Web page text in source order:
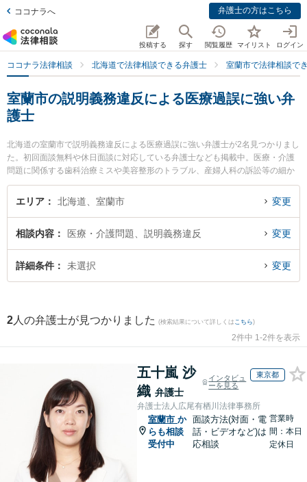
ココナラへ 弁護士の方はこちら
投稿する 探す 閲覧履歴 マイリスト ログイン
ココナラ法律相談 北海道で法律相談できる弁護士 室蘭市で法律相談で
室蘭市の説明義務違反による医療過誤に強い弁
護士
北海道の室蘭市で説明義務違反による医療過誤に強い弁護士が2名見つかりまし
た。初回面談無料や休日面談に対応している弁護士なども掲載中。医療・介護
問題に関係する歯科治療ミスや美容整形のトラブル、産婦人科の訴訟等の細か
な分野での絞り込み検索もでき便利です。特に池田翔一法律事務所の池田 翔一
弁護士や弁護士法人北海道みらい法律事務所の増川 拓弁護士のプロフィール情
『説明義務違反による医療過誤のトラブル解決の実績豊富な近くの弁護士を検
索したい』『初回相談無料で説明義務違反による医療過誤を法律相談できる室
蘭市内の弁護士に相談予約したい』などでお困りの相談者さんにおすすめで
エリア 北海道、室蘭市 変更
相談内容 医療・介護問題、説明義務違反 変更
詳細条件 未選択 変更
2 人の弁護士が見つかりました (検索結果について詳しくは こちら)
2件中 1-2件を表示
五十嵐 沙
織 弁護士
インタビュ
ーを見る
東京都
弁護士法人広尾有栖川法律事務所
室蘭市 か
らも相談
受付中
面談方法(対面・電
話・ビデオなど)は
応相談
営業時
間：本日
定休日